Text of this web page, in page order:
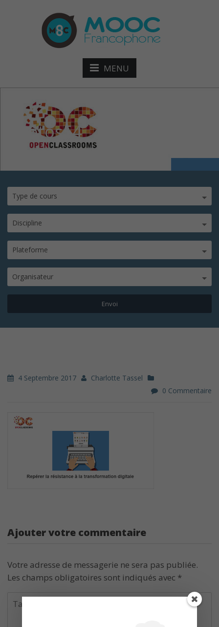
MENU
photos54
Type de cours
Discipline
Plateforme
Organisateur
4 Septembre 2017
Charlotte Tassel
0 Commentaire
Ajouter votre commentaire
Votre adresse de messagerie ne sera pas publiée.
Les champs obligatoires sont indiqués avec *